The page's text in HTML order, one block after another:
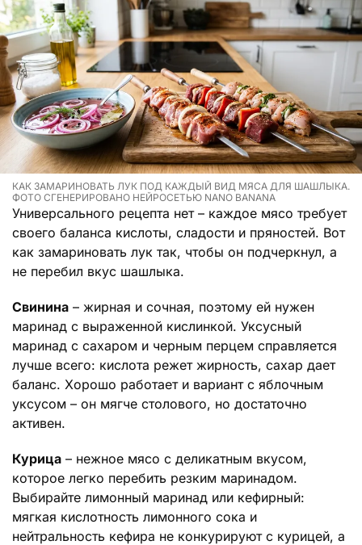
КАК ЗАМАРИНОВАТЬ ЛУК ПОД КАЖДЫЙ ВИД МЯСА ДЛЯ ШАШЛЫКА.
ФОТО СГЕНЕРИРОВАНО НЕЙРОСЕТЬЮ NANO BANANA
Универсального рецепта нет – каждое мясо требует
своего баланса кислоты, сладости и пряностей. Вот
как замариновать лук так, чтобы он подчеркнул, а
не перебил вкус шашлыка.
Свинина – жирная и сочная, поэтому ей нужен
маринад с выраженной кислинкой. Уксусный
маринад с сахаром и черным перцем справляется
лучше всего: кислота режет жирность, сахар дает
баланс. Хорошо работает и вариант с яблочным
уксусом – он мягче столового, но достаточно
активен.
Курица – нежное мясо с деликатным вкусом,
которое легко перебить резким маринадом.
Выбирайте лимонный маринад или кефирный:
мягкая кислотность лимонного сока и
нейтральность кефира не конкурируют с курицей, а